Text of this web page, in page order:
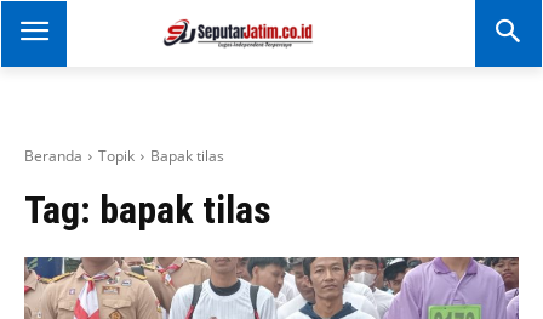
SEPUTAR JATIM
Portal Informasi Dan
Beranda Topik Bapak tilas
Tag: bapak tilas